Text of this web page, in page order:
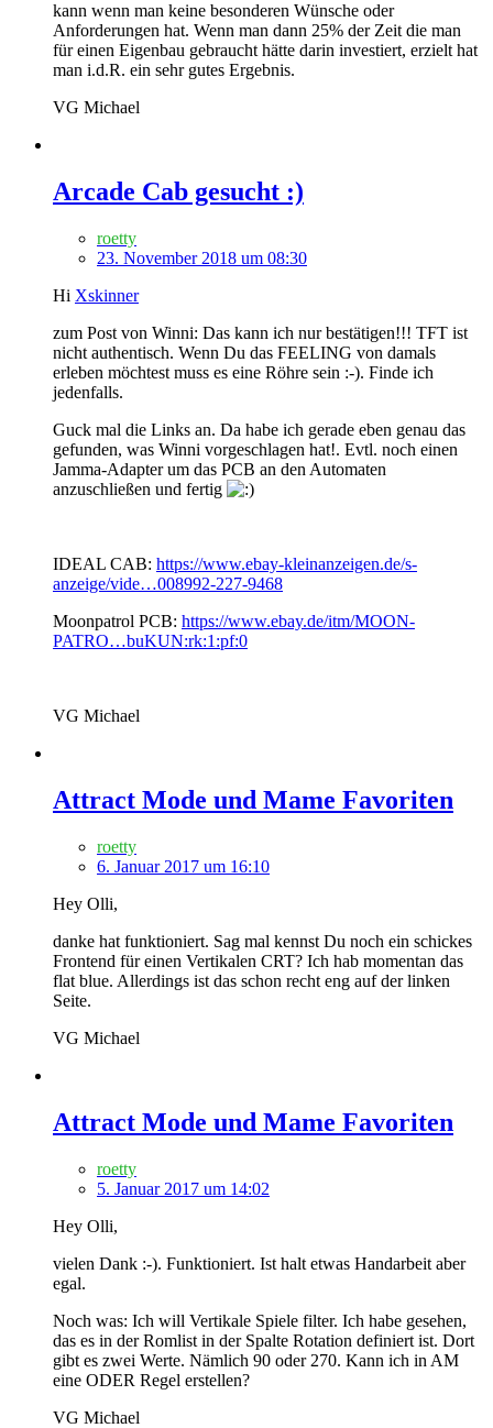
kann wenn man keine besonderen Wünsche oder
Anforderungen hat. Wenn man dann 25% der Zeit die man
für einen Eigenbau gebraucht hätte darin investiert, erzielt hat
man i.d.R. ein sehr gutes Ergebnis.
VG Michael
Arcade Cab gesucht :)
roetty
23. November 2018 um 08:30
Hi Xskinner
zum Post von Winni: Das kann ich nur bestätigen!!! TFT ist
nicht authentisch. Wenn Du das FEELING von damals
erleben möchtest muss es eine Röhre sein :-). Finde ich
jedenfalls.
Guck mal die Links an. Da habe ich gerade eben genau das
gefunden, was Winni vorgeschlagen hat!. Evtl. noch einen
Jamma-Adapter um das PCB an den Automaten
anzuschließen und fertig
IDEAL CAB: https://www.ebay-kleinanzeigen.de/s-
anzeige/vide…008992-227-9468
Moonpatrol PCB: https://www.ebay.de/itm/MOON-
PATRO…buKUN:rk:1:pf:0
VG Michael
Attract Mode und Mame Favoriten
roetty
6. Januar 2017 um 16:10
Hey Olli,
danke hat funktioniert. Sag mal kennst Du noch ein schickes
Frontend für einen Vertikalen CRT? Ich hab momentan das
flat blue. Allerdings ist das schon recht eng auf der linken
Seite.
VG Michael
Attract Mode und Mame Favoriten
roetty
5. Januar 2017 um 14:02
Hey Olli,
vielen Dank :-). Funktioniert. Ist halt etwas Handarbeit aber
egal.
Noch was: Ich will Vertikale Spiele filter. Ich habe gesehen,
das es in der Romlist in der Spalte Rotation definiert ist. Dort
gibt es zwei Werte. Nämlich 90 oder 270. Kann ich in AM
eine ODER Regel erstellen?
VG Michael